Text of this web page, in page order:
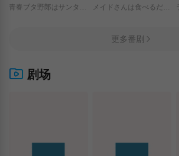
メイドさんは食べるだけ/
更多番剧
剧场